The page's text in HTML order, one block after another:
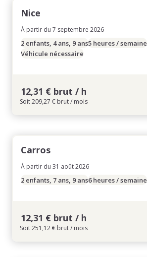
Nice
À partir du 7 septembre 2026
2 enfants, 4 ans, 9 ans5 heures / semaine
Véhicule nécessaire
12,31 € brut / h
Soit 209,27 € brut / mois
Carros
À partir du 31 août 2026
2 enfants, 7 ans, 9 ans6 heures / semaine
12,31 € brut / h
Soit 251,12 € brut / mois